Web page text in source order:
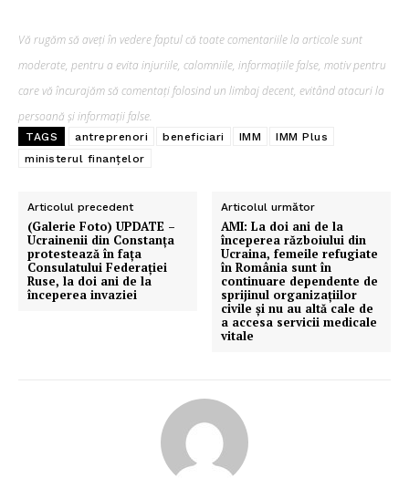
Pentru și mai mult conținut
Vă rugăm să aveți în vedere faptul că toate comentariile la articole sunt
moderate, pentru a evita injuriile, calomniile, informațiile false, motiv pentru
care vă încurajăm să comentați folosind un limbaj decent, evitând atacuri la
persoană și informații false.
TAGS antreprenori beneficiari IMM
IMM Plus
ministerul finanțelor
Articolul precedent
(Galerie Foto) UPDATE –
Ucrainenii din Constanța
protestează în fața
Consulatului Federației
Ruse, la doi ani de la
începerea invaziei
Articolul următor
AMI: La doi ani de la
începerea războiului din
Ucraina, femeile refugiate
în România sunt în
continuare dependente de
sprijinul organizațiilor
civile și nu au altă cale de
a accesa servicii medicale
vitale